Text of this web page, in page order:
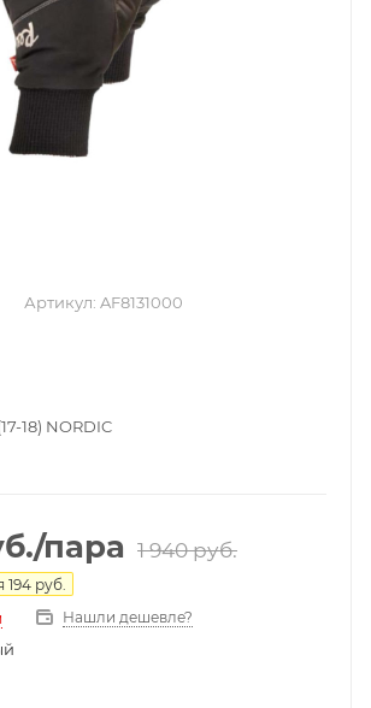
Артикул: AF8131000
18) NORDIC
/пара 1 940руб.
194 руб.
Нашли дешевле?